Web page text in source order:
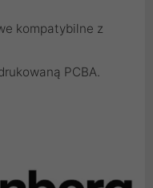
kompatybilne z
PCBA.